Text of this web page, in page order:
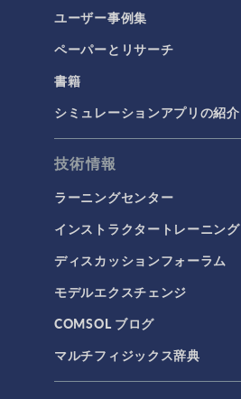
材料モデル
構造ダイナミクス
音響と振動
マイクロフルイディクス
伝熱
分子流
多孔質材料流れ
流体流れの粒子追跡
計算流体力学（CFD）
電磁気学
ユーザー事例集
ペーパーとリサーチ
書籍
シミュレーションアプリの紹介
技術情報
ラーニングセンター
インストラクタートレーニング
ディスカッションフォーラム
モデルエクスチェンジ
COMSOL ブログ
マルチフィジックス辞典